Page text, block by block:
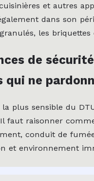
et autres
dans son
les briquettes
de
qui ne
la plus sensible du
faut raisonner
conduit de
et environnement